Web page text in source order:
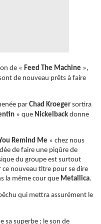
de « Feed The Machine »,
de nouveau prêts à faire
par Chad Kroeger sortira
» que Nickelback donne
Remind Me » chez nous
de faire une piqûre de
du groupe est surtout
ce nouveau titre pour se dire
la même cour que Metallica.
qui mettra assurément le
sa superbe ; le son de